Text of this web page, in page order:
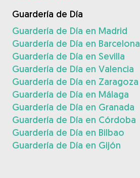
Guardería de Día
Guardería de Día en Madrid
Guardería de Día en Barcelona
Guardería de Día en Sevilla
Guardería de Día en Valencia
Guardería de Día en Zaragoza
Guardería de Día en Málaga
Guardería de Día en Granada
Guardería de Día en Córdoba
Guardería de Día en Bilbao
Guardería de Día en Gijón